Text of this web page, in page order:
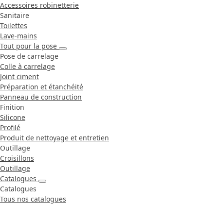
Accessoires robinetterie
Sanitaire
Toilettes
Lave-mains
Tout pour la pose
Pose de carrelage
Colle à carrelage
Joint ciment
Préparation et étanchéité
Panneau de construction
Finition
Silicone
Profilé
Produit de nettoyage et entretien
Outillage
Croisillons
Outillage
Catalogues
Catalogues
Tous nos catalogues